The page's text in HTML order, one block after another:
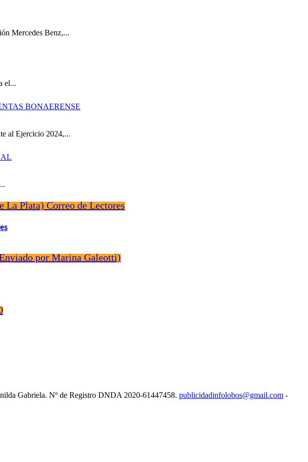
Mercedes Benz,...
el...
BONAERENSE
al Ejercicio 2024,...
Gabriela. Nº de Registro DNDA 2020-61447458. publicidadinfolobos@gmail.com -